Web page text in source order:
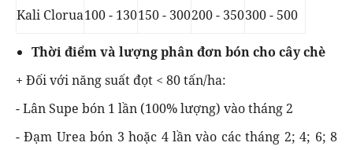
Kali Clorua100 - 130150 - 300200 - 350300 - 500
Thời điểm và lượng phân đơn bón cho cây chè
+ Đối với năng suất đọt < 80 tấn/ha:
- Lân Supe bón 1 lần (100% lượng) vào tháng 2
- Đạm Urea bón 3 hoặc 4 lần vào các tháng 2; 4; 6; 8